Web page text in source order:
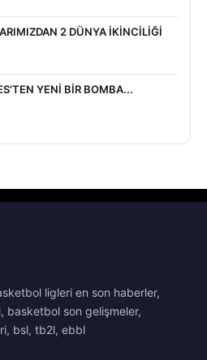
2 DÜNYA İKİNCİLİĞİ
YENİ BİR BOMBA...
ligleri en son haberler,
basketbol son gelişmeler,
bsl, tb2l, ebbl